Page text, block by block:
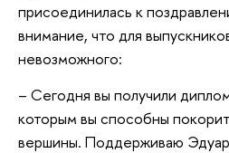
присоединилась к
внимание, что для
невозможного:
– Сегодня вы получили
которым вы способны
вершины. Поддерживаю